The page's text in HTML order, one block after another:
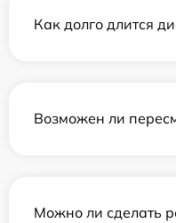
Как долго длится
Возможен ли
Можно ли сделать